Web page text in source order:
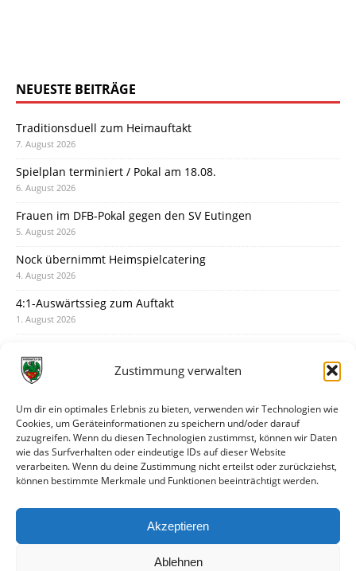
Zustimmung verwalten
Um dir ein optimales Erlebnis zu bieten, verwenden wir Technologien wie
Cookies, um Geräteinformationen zu speichern und/oder darauf
zuzugreifen. Wenn du diesen Technologien zustimmst, können wir Daten
wie das Surfverhalten oder eindeutige IDs auf dieser Website
verarbeiten. Wenn du deine Zustimmung nicht erteilst oder zurückziehst,
können bestimmte Merkmale und Funktionen beeinträchtigt werden.
Akzeptieren
Ablehnen
NEUESTE BEITRÄGE
Traditionsduell zum Heimauftakt
7. August 2026
Spielplan terminiert / Pokal am 18.08.
6. August 2026
Frauen im DFB-Pokal gegen den SV Eutingen
5. August 2026
Nock übernimmt Heimspielcatering
4. August 2026
4:1-Auswärtssieg zum Auftakt
1. August 2026
31. Juli 2026
30. Juli 2026
Deine Spielminute: 89+1
28. Juli 2026
Neuer Rückensponsor
Neue Podcast-Folge: So tickt Björn!
27. Juli 2026